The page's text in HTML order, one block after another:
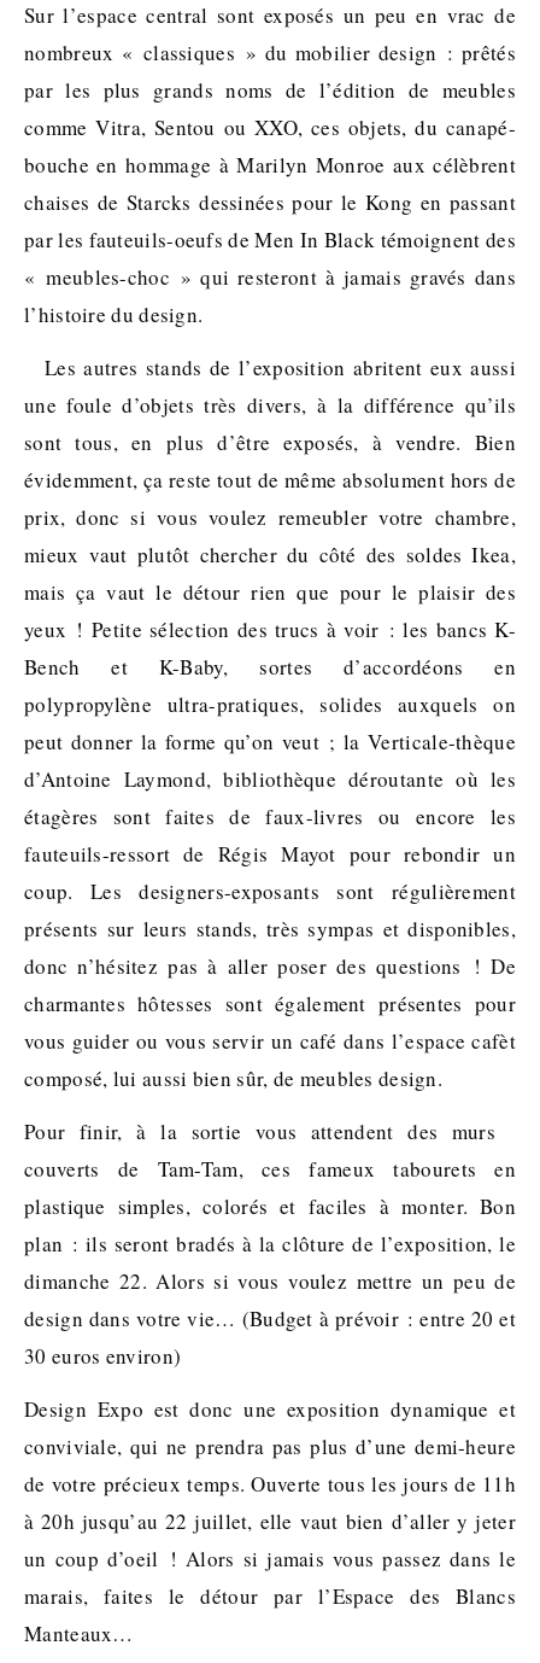
Sur l’espace central sont exposés un peu en vrac de
nombreux « classiques » du mobilier design : prêtés
par les plus grands noms de l’édition de meubles
comme Vitra, Sentou ou XXO, ces objets, du canapé-
bouche en hommage à Marilyn Monroe aux célèbrent
chaises de Starcks dessinées pour le Kong en passant
par les fauteuils-oeufs de Men In Black témoignent des
« meubles-choc » qui resteront à jamais gravés dans
l’histoire du design.
Les autres stands de l’exposition abritent eux aussi
une foule d’objets très divers, à la différence qu’ils
sont tous, en plus d’être exposés, à vendre. Bien
évidemment, ça reste tout de même absolument hors de
prix, donc si vous voulez remeubler votre chambre,
mieux vaut plutôt chercher du côté des soldes Ikea,
mais ça vaut le détour rien que pour le plaisir des
yeux ! Petite sélection des trucs à voir : les bancs K-
Bench et K-Baby, sortes d’accordéons en
polypropylène ultra-pratiques, solides auxquels on
peut donner la forme qu’on veut ; la Verticale-thèque
d’Antoine Laymond, bibliothèque déroutante où les
étagères sont faites de faux-livres ou encore les
fauteuils-ressort de Régis Mayot pour rebondir un
coup. Les designers-exposants sont régulièrement
présents sur leurs stands, très sympas et disponibles,
donc n’hésitez pas à aller poser des questions ! De
charmantes hôtesses sont également présentes pour
vous guider ou vous servir un café dans l’espace cafèt
composé, lui aussi bien sûr, de meubles design.
Pour finir, à la sortie vous attendent des murs
couverts de Tam-Tam, ces fameux tabourets en
plastique simples, colorés et faciles à monter. Bon
plan : ils seront bradés à la clôture de l’exposition, le
dimanche 22. Alors si vous voulez mettre un peu de
design dans votre vie… (Budget à prévoir : entre 20 et
30 euros environ)
Design Expo est donc une exposition dynamique et
conviviale, qui ne prendra pas plus d’une demi-heure
de votre précieux temps. Ouverte tous les jours de 11h
à 20h jusqu’au 22 juillet, elle vaut bien d’aller y jeter
un coup d’oeil ! Alors si jamais vous passez dans le
marais, faites le détour par l’Espace des Blancs
Manteaux…